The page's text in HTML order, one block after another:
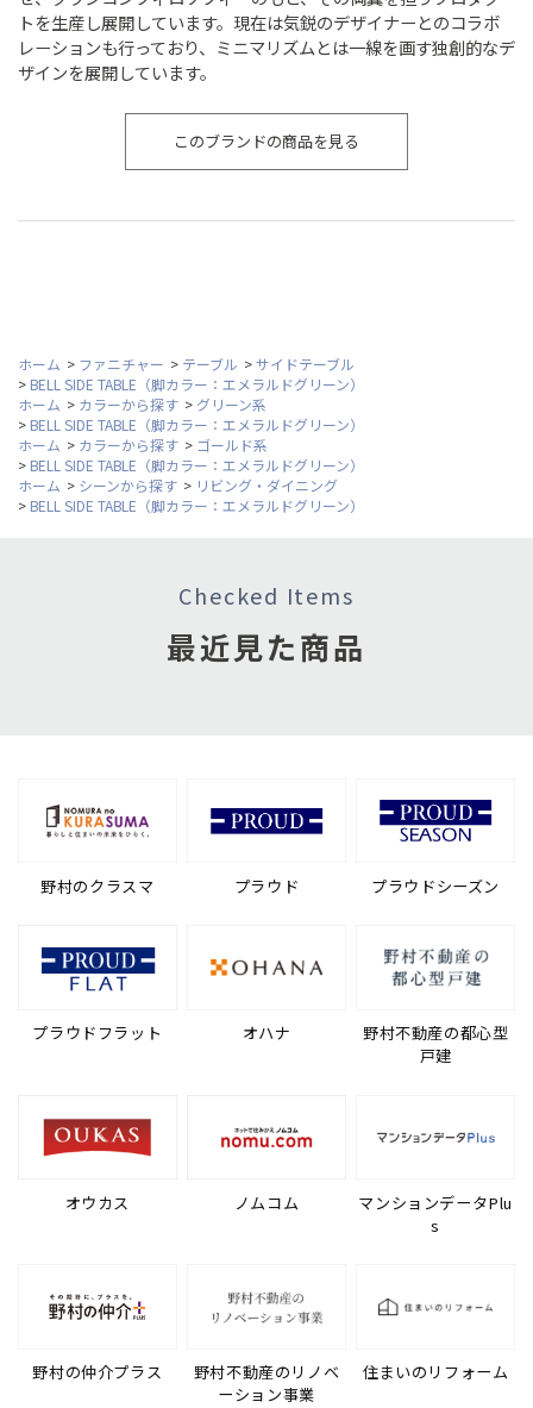
トを生産し展開しています。現在は気鋭のデザイナーとのコラボ
レーションも行っており、ミニマリズムとは一線を画す独創的なデ
ザインを展開しています。
このブランドの商品を見る
ホーム > ファニチャー > テーブル >サイドテーブル
> BELL SIDE TABLE（脚カラー：エメラルドグリーン）
ホーム > カラーから探す > グリーン系
> BELL SIDE TABLE（脚カラー：エメラルドグリーン）
ホーム > カラーから探す > ゴールド系
> BELL SIDE TABLE（脚カラー：エメラルドグリーン）
ホーム > シーンから探す > リビング・ダイニング
> BELL SIDE TABLE（脚カラー：エメラルドグリーン）
Checked Items
最近見た商品
野村のクラスマ プラウド プラウドシーズン
プラウドフラット オハナ
野村不動産の都心型
戸建
オウカス ノムコム
マンションデータPlu
s
野村の仲介プラス
野村不動産のリノベ
ーション事業
住まいのリフォーム